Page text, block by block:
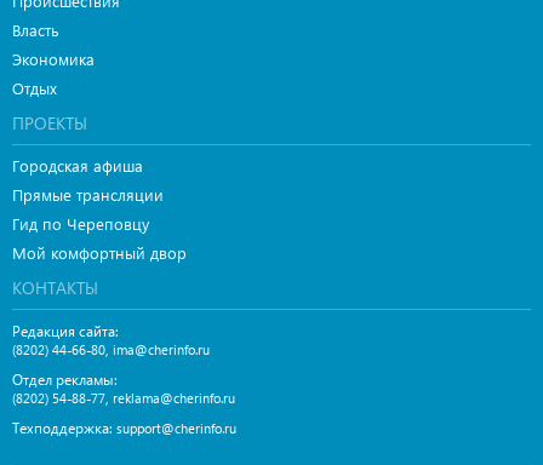
Власть
Экономика
Отдых
ПРОЕКТЫ
Городская афиша
Прямые трансляции
Гид по Череповцу
Мой комфортный двор
КОНТАКТЫ
Редакция сайта:
(8202) 44-66-80 ima@cherinfo.ru
Отдел рекламы:
(8202) 54-88-77 reklama@cherinfo.ru
Техподдержка: support@cherinfo.ru